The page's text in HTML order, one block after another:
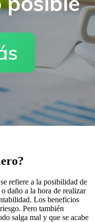
refiere a la posibilidad de
daño a la hora de realizar
Los beneficios
Pero también
salga mal y que se acabe